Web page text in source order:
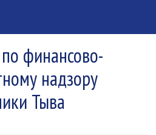
финансово-
надзору
Тыва